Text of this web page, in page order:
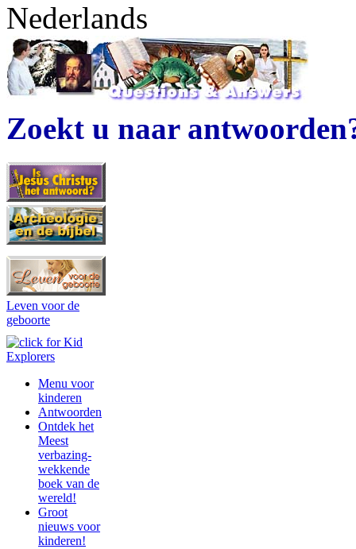
Nederlands
Zoekt u naar
Leven voor de
geboorte
Menu voor
kinderen
Antwoorden
Ontdek het
Meest
verbazing-
wekkende
boek van de
wereld!
Groot
nieuws voor
kinderen!